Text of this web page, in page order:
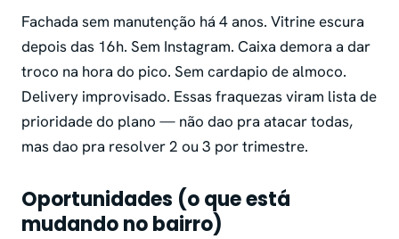
Fachada sem manutenção há 4 anos. Vitrine escura
depois das 16h. Sem Instagram. Caixa demora a dar
troco na hora do pico. Sem cardapio de almoco.
Delivery improvisado. Essas fraquezas viram lista de
prioridade do plano — não dao pra atacar todas,
mas dao pra resolver 2 ou 3 por trimestre.
Oportunidades (o que está
mudando no bairro)